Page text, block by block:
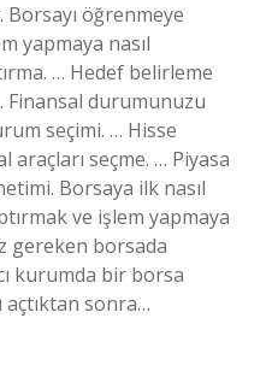
Borsayı öğrenmeye
yapmaya nasıl
… Hedef belirleme
durumunuzu
seçimi. … Hisse
seçme. … Piyasa
Borsaya ilk nasıl
ve işlem yapmaya
gereken borsada
kurumda bir borsa
açtıktan sonra…